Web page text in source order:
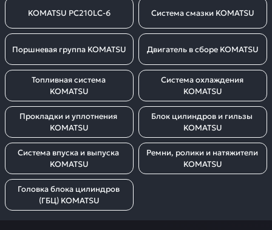
KOMATSU PC210LC-6 Система смазки KOMATSU
Поршневая группа KOMATSU Двигатель в сборе KOMATSU
Топливная система
KOMATSU
Система охлаждения
KOMATSU
Прокладки и уплотнения
KOMATSU
Блок цилиндров и гильзы
KOMATSU
Система впуска и выпуска
KOMATSU
Ремни, ролики и натяжители
KOMATSU
Головка блока цилиндров
(ГБЦ) KOMATSU